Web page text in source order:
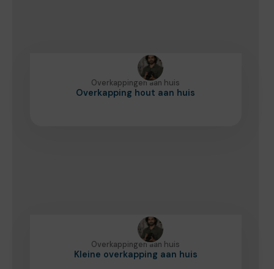
Overkappingen aan huis
Overkapping hout aan huis
Overkappingen aan huis
Kleine overkapping aan huis